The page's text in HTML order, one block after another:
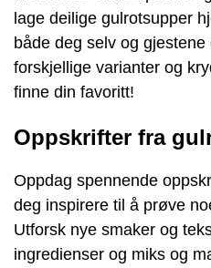
lage deilige gulrotsupper
både deg selv og
forskjellige varianter og
finne din favoritt!
Oppskrifter fra
Oppdag spennende
deg inspirere til å prøve
Utforsk nye smaker og
ingredienser og miks og